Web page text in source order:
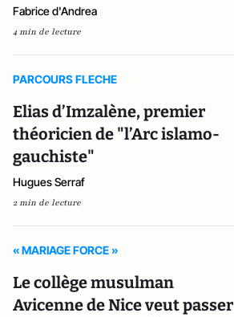
Fabrice d'Andrea
4 min de lecture
PARCOURS FLECHE
Elias d’Imzalène, premier
théoricien de "l’Arc islamo-
gauchiste"
Hugues Serraf
2 min de lecture
« MARIAGE FORCE »
Le collège musulman
Avicenne de Nice veut passer